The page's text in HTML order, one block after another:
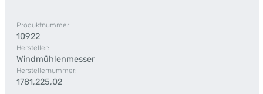
Produktnummer:
10922
Hersteller:
Windmühlenmesser
Herstellernummer:
1781,225,02